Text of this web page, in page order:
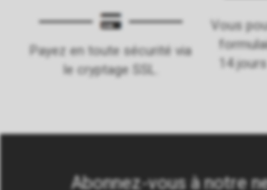
Payez en toute sécurité via
le cryptage SSL.
Vous
14
Abonnez-vous à notre